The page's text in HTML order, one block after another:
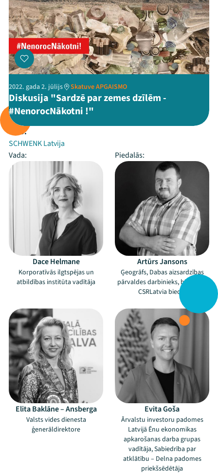
2022. gada 2. jūlijs Skatuve APGAISMO
Diskusija "Sardzē par zemes dzīlēm -
#NenorocNākotni !"
Rīko:
SCHWENK Latvija
Vada:
Piedalās:
Dace Helmane
Korporatīvās ilgtspējas un
atbildības institūta vadītāja
Artūrs Jansons
Ģeogrāfs, Dabas aizsardzības
pārvaldes darbinieks, biedrības
CSRLatvia biedrs
Elita Baklāne – Ansberga
Valsts vides dienesta
ģenerāldirektore
Evita Goša
Ārvalstu investoru padomes
Latvijā Ēnu ekonomikas
apkarošanas darba grupas
vadītāja, Sabiedrība par
atklātību – Delna padomes
priekšsēdētāja